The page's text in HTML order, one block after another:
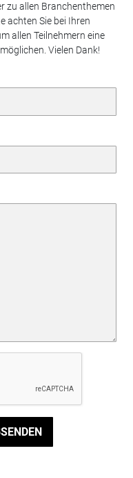
zu allen Branchenthemen
achten Sie bei Ihren
allen Teilnehmern eine
Vielen Dank!